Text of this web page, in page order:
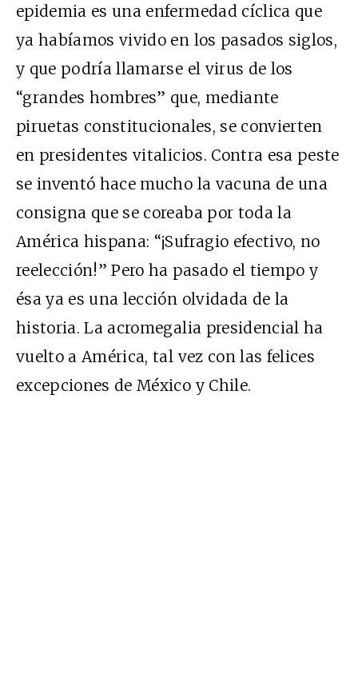
epidemia es una enfermedad cíclica que
ya habíamos vivido en los pasados siglos,
y que podría llamarse el virus de los
“grandes hombres” que, mediante
piruetas constitucionales, se convierten
en presidentes vitalicios. Contra esa peste
se inventó hace mucho la vacuna de una
consigna que se coreaba por toda la
América hispana: “¡Sufragio efectivo, no
reelección!” Pero ha pasado el tiempo y
ésa ya es una lección olvidada de la
historia. La acromegalia presidencial ha
vuelto a América, tal vez con las felices
excepciones de México y Chile.